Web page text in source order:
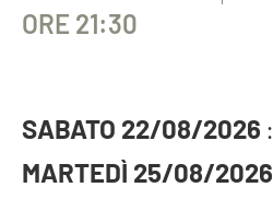
ORE 21:30
SABATO 22/08/2026 :
MARTEDÌ 25/08/2026